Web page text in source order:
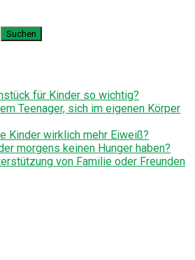
Suchen
für Kinder so wichtig?
Teenager, sich im eigenen Körper
Kinder wirklich mehr Eiweiß?
morgens keinen Hunger haben?
von Familie oder Freunden